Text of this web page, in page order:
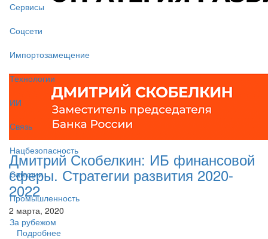
Сервисы
Соцсети
Импортозамещение
Технологии
ИИ
Связь
Нацбезопасность
Санкции
Промышленность
За рубежом
Дмитрий Скобелкин: ИБ финансовой
сферы. Стратегии развития 2020-
2022
2 марта, 2020
Подробнее